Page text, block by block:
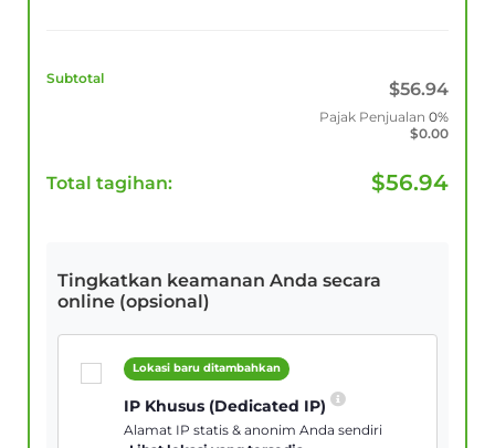
Subtotal
$56.94
Pajak Penjualan 0%
$0.00
Total tagihan: $56.94
Tingkatkan keamanan Anda secara
online (opsional)
Lokasi baru ditambahkan
IP Khusus (Dedicated IP)
Alamat IP statis & anonim Anda sendiri